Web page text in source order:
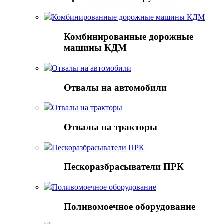
Комбинированные дорожные машины КДМ
Комбинированные дорожные
машины КДМ
Отвалы на автомобили
Отвалы на автомобили
Отвалы на тракторы
Отвалы на тракторы
Пескоразбрасыватели ПРК
Пескоразбрасыватели ПРК
Поливомоечное оборудование
Поливомоечное оборудование